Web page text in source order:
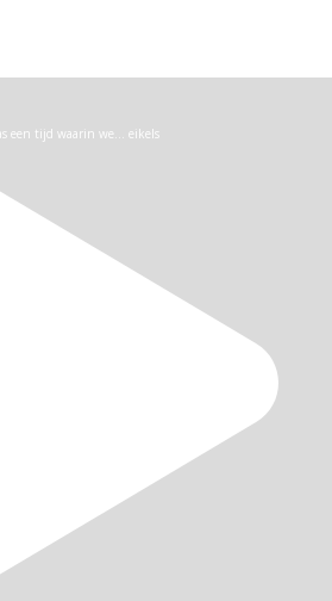
een tijd waarin we… eikels